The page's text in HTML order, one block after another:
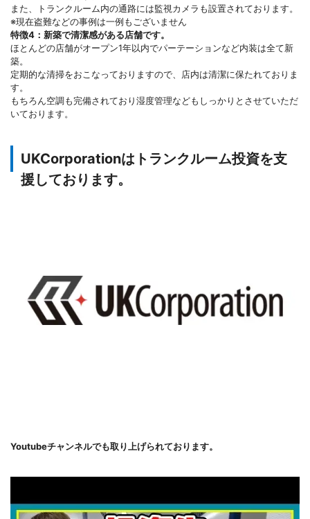
また、トランクルーム内の通路には監視カメラも設置されております。
※現在盗難などの事例は一例もございません
特徴4：新築で清潔感がある店舗です。
ほとんどの店舗がオープン1年以内でパーテーションなど内装は全て新
築。
定期的な清掃をおこなっておりますので、店内は清潔に保たれておりま
す。
もちろん空調も完備されており湿度管理などもしっかりとさせていただ
いております。
UKCorporationはトランクルーム投資を支
援しております。
Youtubeチャンネルでも取り上げられております。